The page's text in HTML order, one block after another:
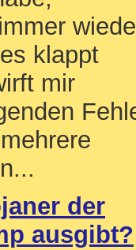
klappt
mir
der
ausgibt?